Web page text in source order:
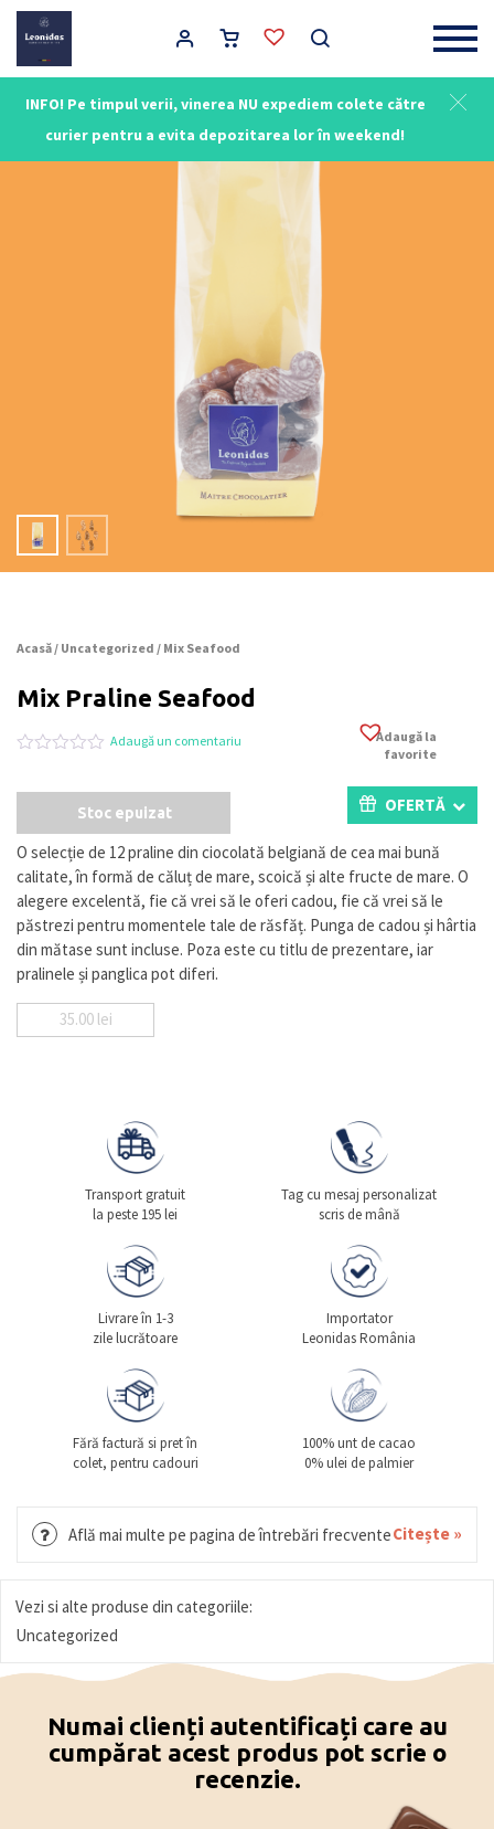
INFO! Pe timpul verii, vinerea NU expediem colete către
curier pentru a evita depozitarea lor în weekend!
Main Navigation
Acasă/ Uncategorized / Mix Seafood
Mix Praline Seafood
5
pe
a
evaluări
la
clienți
Adaugă un comentariu
Adaugă la
favorite
Stoc epuizat OFERTĂ
O selecție de 12 praline din ciocolată belgiană de cea mai bună
calitate, în formă de căluț de mare, scoică și alte fructe de mare. O
alegere excelentă, fie că vrei să le oferi cadou, fie că vrei să le
păstrezi pentru momentele tale de răsfăț. Punga de cadou și hârtia
din mătase sunt incluse. Poza este cu titlu de prezentare, iar
pralinele și panglica pot diferi.
35.00 lei
Transport gratuit
la peste 195 lei
Tag cu mesaj personalizat
scris de mână
Livrare în 1-3
zile lucrătoare
Importator
Leonidas România
Fără factură si pret în
colet, pentru cadouri
100% unt de cacao
0% ulei de palmier
Află mai multe pe pagina de întrebări frecventeCitește »
Vezi si alte produse din categoriile:
Uncategorized
Numai clienți autentificați care au
cumpărat acest produs pot scrie o
recenzie.